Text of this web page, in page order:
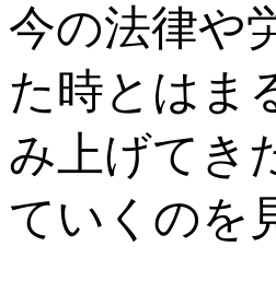
今の法律や
た時とはま
み上げてき
ていくのを